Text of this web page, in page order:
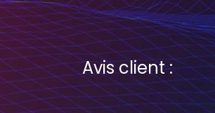
Avis client :